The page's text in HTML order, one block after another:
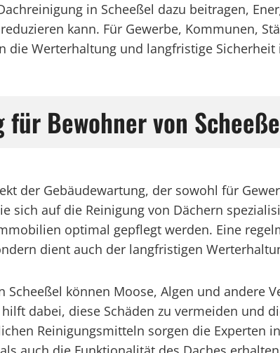
in Scheeßel dazu beitragen,
kann. Für Gewerbe, Kommunen,
die Werterhaltung und langfristige
Bewohner von
der Gebäudewartung, der sowohl für
sich auf die Reinigung von Dächern
optimal gepflegt werden. Eine
dient auch der langfristigen
können Moose, Algen und andere
dabei, diese Schäden zu vermeiden und
Reinigungsmitteln sorgen die Experten